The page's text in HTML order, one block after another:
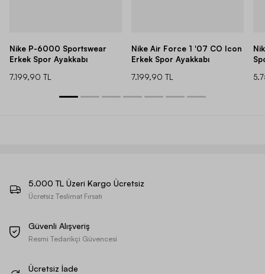
Nike P-6000 Sportswear
Erkek Spor Ayakkabı
7.199,90 TL
Nike Air Force 1 '07 CO Icon
Erkek Spor Ayakkabı
7.199,90 TL
5.000 TL Üzeri Kargo Ücretsiz
Ücretsiz Teslimat Fırsatı
Güvenli Alışveriş
Resmi Tedarikçi Güvencesi
Ücretsiz İade